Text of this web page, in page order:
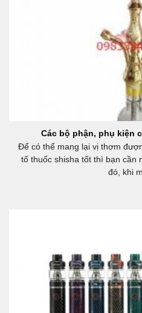
Các bộ phận, phụ kiện
Để có thể mang lại vị thơm
tố thuốc shisha tốt thì bạn cần
đó, khi